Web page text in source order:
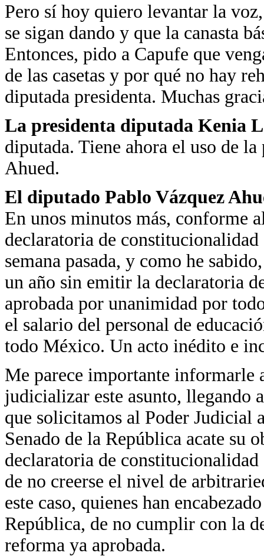
Pero sí hoy quiero levantar la
se sigan dando y que la canasta
Entonces, pido a Capufe que
de las casetas y por qué no hay
diputada presidenta. Muchas
La presidenta diputada Kenia
diputada. Tiene ahora el uso de
Ahued.
El diputado Pablo Vázquez
En unos minutos más, conforme
declaratoria de
semana pasada, y como he
un año sin emitir la declaratoria
aprobada por unanimidad por
el salario del personal de
todo México. Un acto inédito e
Me parece importante informarle
judicializar este asunto, llegando
que solicitamos al Poder Judicial
Senado de la República acate
declaratoria de constitucionalidad
de no creerse el nivel de
este caso, quienes han
República, de no cumplir con la
reforma ya aprobada.